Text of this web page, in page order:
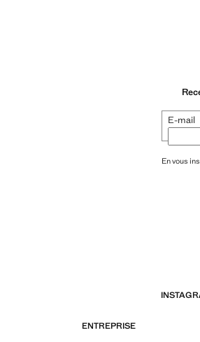
E-mail
En vous
ENTREPRISE